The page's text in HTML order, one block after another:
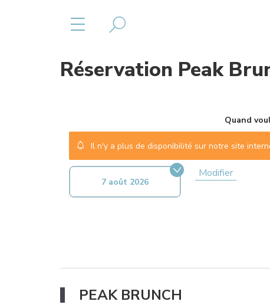
Réservation Peak
Quand
Il n'y a plus de disponibilité sur notre site
7 août 2026
Modifier
PEAK BRUNCH